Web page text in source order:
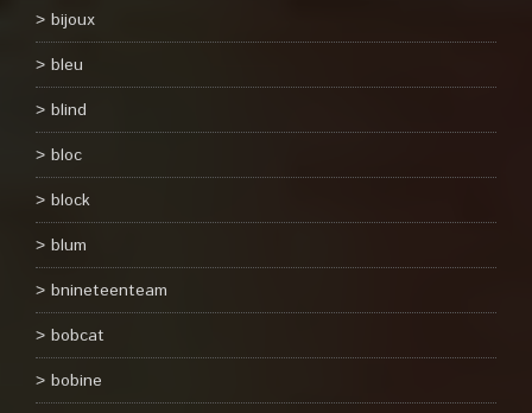
bijoux
bleu
blind
bloc
block
blum
bnineteenteam
bobcat
bobine